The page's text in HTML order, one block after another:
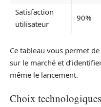
Satisfaction
utilisateur
90%
Ce tableau vous permet
sur le marché et
même le lancement.
Choix